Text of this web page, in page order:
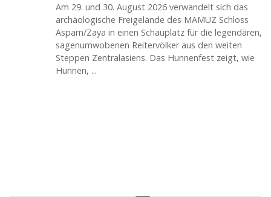
Am 29. und 30. August 2026 verwandelt sich das
archäologische Freigelände des MAMUZ Schloss
Asparn/Zaya in einen Schauplatz für die legendären,
sagenumwobenen Reitervölker aus den weiten
Steppen Zentralasiens. Das Hunnenfest zeigt, wie
Hunnen, ...